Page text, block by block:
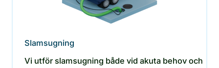
Slamsugning
Vi utför slamsugning både vid akuta behov och